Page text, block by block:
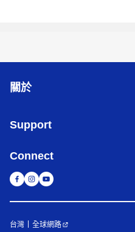
關於
Support
Connect
台灣 全球網路